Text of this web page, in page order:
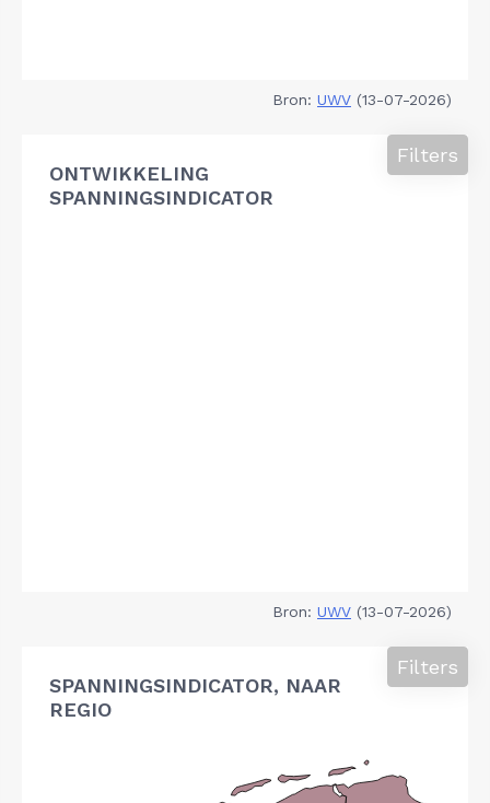
Bron: UWV (13-07-2026)
ONTWIKKELING
SPANNINGSINDICATOR
Filters
Bron: UWV (13-07-2026)
SPANNINGSINDICATOR, NAAR
REGIO
Filters